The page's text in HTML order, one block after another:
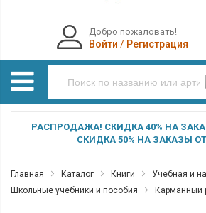
Добро пожаловать!
Войти / Регистрация
РАСПРОДАЖА! СКИДКА 40% НА
СКИДКА 50% НА ЗАКАЗЫ ОТ
Главная Каталог Книги
Учебная и
Школьные учебники и пособия
Карманный